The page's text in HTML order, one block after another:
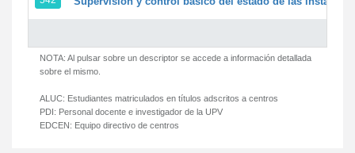
NOTA: Al pulsar sobre un descriptor se accede a información detallada
sobre el mismo.
ALUC: Estudiantes matriculados en títulos adscritos a centros
PDI: Personal docente e investigador de la UPV
EDCEN: Equipo directivo de centros